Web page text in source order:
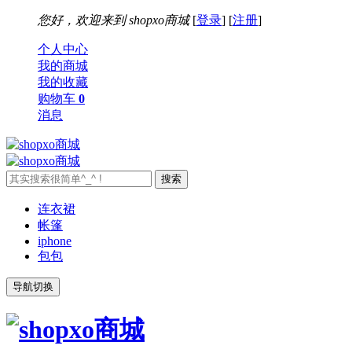
您好，欢迎来到 shopxo商城[登录] [注册]
个人中心
我的商城
我的收藏
购物车 0
消息
连衣裙
帐篷
iphone
包包
导航切换